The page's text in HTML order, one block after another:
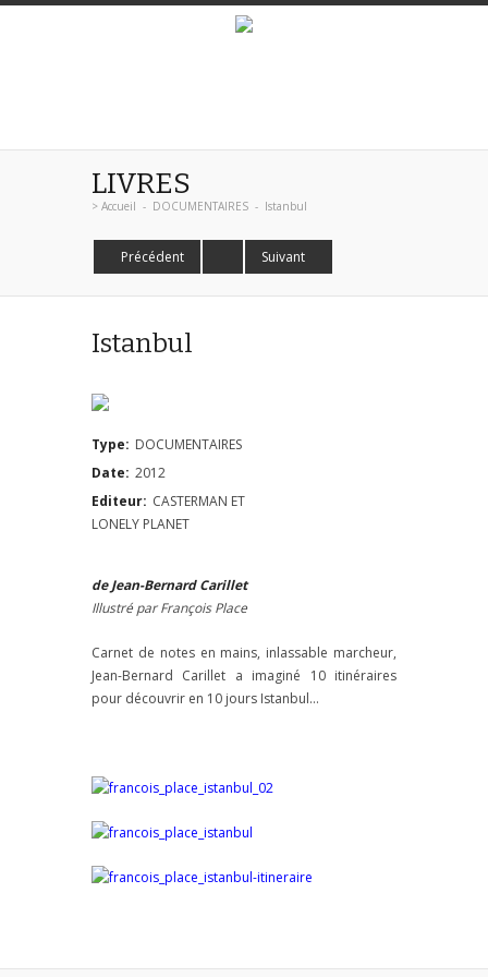
LIVRES
> Accueil - DOCUMENTAIRES - Istanbul
Précédent Suivant
Istanbul
Type: DOCUMENTAIRES
Date: 2012
Editeur: CASTERMAN ET
LONELY PLANET
de Jean-Bernard Carillet
Illustré par François Place
Carnet de notes en mains, inlassable marcheur,
Jean-Bernard Carillet a imaginé 10 itinéraires
pour découvrir en 10 jours Istanbul…